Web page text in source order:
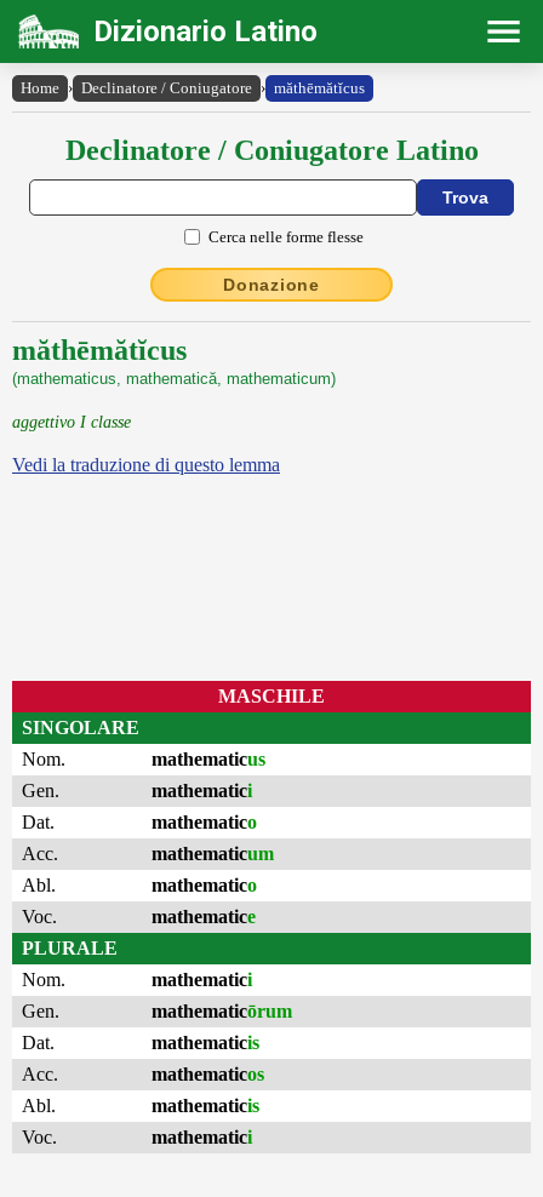
Dizionario Latino
Home › Declinatore / Coniugatore › măthēmătĭcus
Declinatore / Coniugatore Latino
Cerca nelle forme flesse
Donazione
măthēmătĭcus
(mathematicus, mathematică, mathematicum)
aggettivo I classe
Vedi la traduzione di questo lemma
MASCHILE
SINGOLARE
Nom.
mathematicus
Gen.
mathematici
Dat.
mathematico
Acc.
mathematicum
Abl.
mathematico
Voc.
mathematice
PLURALE
Nom.
mathematici
Gen.
mathematicōrum
Dat.
mathematicis
Acc.
mathematicos
Abl.
mathematicis
Voc.
mathematici